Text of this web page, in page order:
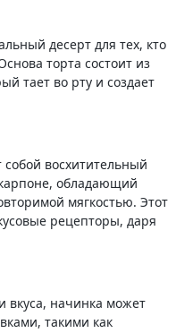
десерт для тех, кто
торта состоит из
тает во рту и создает
восхитительный
обладающий
мягкостью. Этот
рецепторы, даря
вкуса, начинка может
такими как